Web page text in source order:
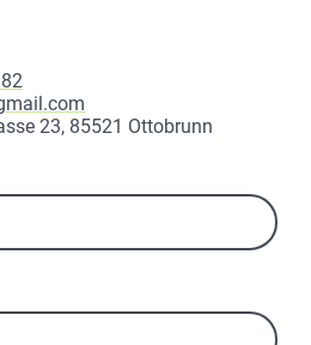
23, 85521 Ottobrunn